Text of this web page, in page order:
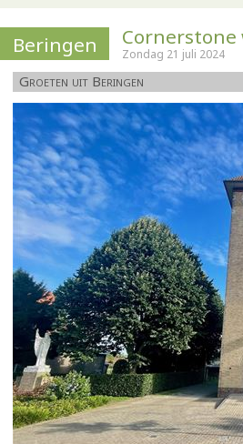
Beringen Zondag 21 juli 2024
Groeten uit Beringen